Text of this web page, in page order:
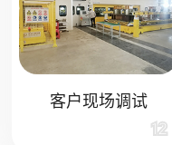
客户现场调试
12